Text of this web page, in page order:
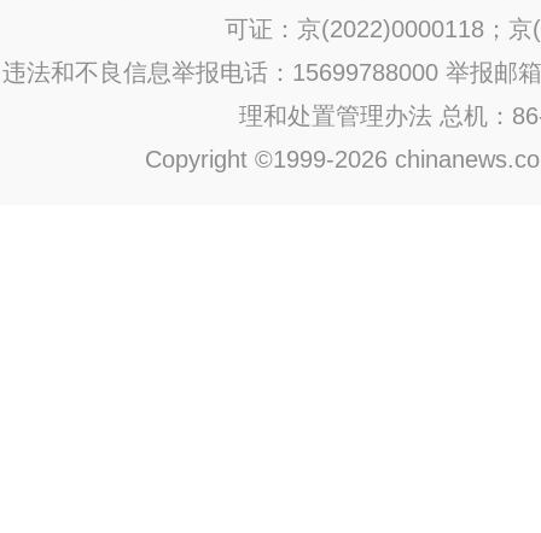
可证：京(2022)0000118；京
违法和不良信息举报电话：15699788000 举报邮
理和处置管理办法 总机：
Copyright ©1999-2026